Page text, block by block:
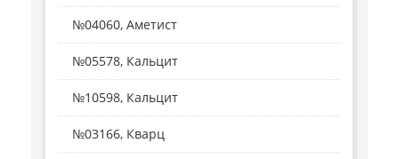
№04060, Аметист
№05578, Кальцит
№10598, Кальцит
№03166, Кварц